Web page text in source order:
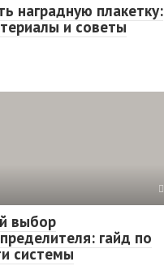
наградную плакетку:
и советы
выбор
гайд по
системы